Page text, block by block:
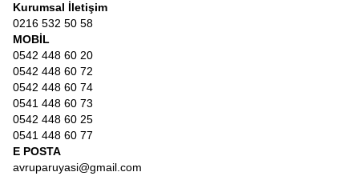
Kurumsal İletişim
0216 532 50 58
MOBİL
0542 448 60 20
0542 448 60 72
0542 448 60 74
0541 448 60 73
0542 448 60 25
0541 448 60 77
E POSTA
avruparuyasi@gmail.com